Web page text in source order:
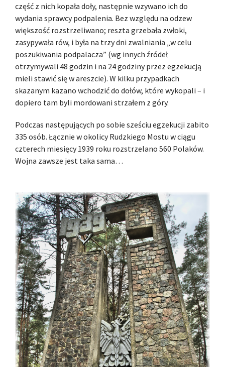
część z nich kopała doły, następnie wzywano ich do
wydania sprawcy podpalenia. Bez względu na odzew
większość rozstrzeliwano; reszta grzebała zwłoki,
zasypywała rów, i była na trzy dni zwalniania „w celu
poszukiwania podpalacza” (wg innych źródeł
otrzymywali 48 godzin i na 24 godziny przez egzekucją
mieli stawić się w areszcie). W kilku przypadkach
skazanym kazano wchodzić do dołów, które wykopali – i
dopiero tam byli mordowani strzałem z góry.
Podczas następujących po sobie sześciu egzekucji zabito
335 osób. Łącznie w okolicy Rudzkiego Mostu w ciągu
czterech miesięcy 1939 roku rozstrzelano 560 Polaków.
Wojna zawsze jest taka sama…